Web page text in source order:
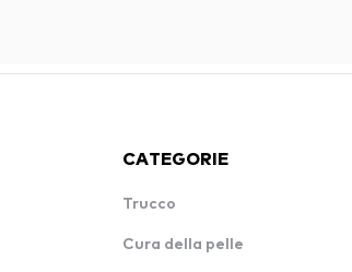
CATEGORIE
Trucco
Cura della pelle